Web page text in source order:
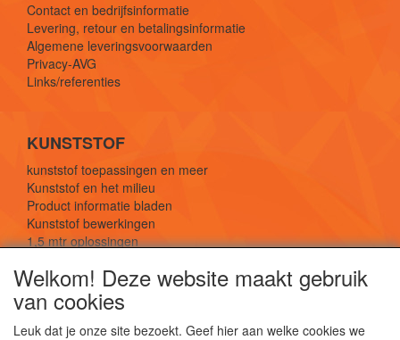
Contact en bedrijfsinformatie
Levering, retour en betalingsinformatie
Algemene leveringsvoorwaarden
Privacy-AVG
Links/referenties
KUNSTSTOF
kunststof toepassingen en meer
Kunststof en het milieu
Product informatie bladen
Kunststof bewerkingen
1,5 mtr oplossingen
SOCIALE MEDIA
Welkom! Deze website maakt gebruik
van cookies
Leuk dat je onze site bezoekt. Geef hier aan welke cookies we